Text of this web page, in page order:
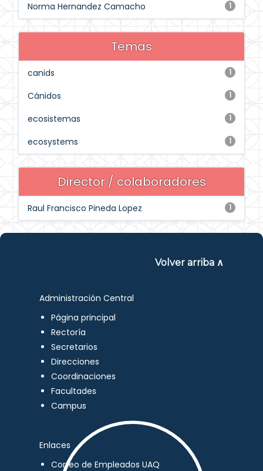
1
Norma Hernandez Camacho
Temas
1
canids
1
Cánidos
1
ecosistemas
1
ecosystems
Director / colaboradores
1
Raul Francisco Pineda Lopez
Volver arriba ∧
Administración Central
Página principal
Rectoría
Secretarios
Direcciones
Coordinaciones
Facultades
Campus
Enlaces
Correo de Empleados UAQ